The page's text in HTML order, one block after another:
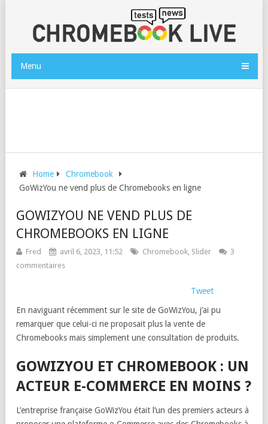
Menu
Home
Chromebook
GoWizYou ne vend plus de Chromebooks en ligne
GOWIZYOU NE VEND PLUS DE
CHROMEBOOKS EN LIGNE
Fred avril 6, 2023, 11:52 Chromebook, Slider
3
commentaires
Tweet
En naviguant récemment sur le site de GoWizYou, j’ai pu
remarquer que celui-ci ne proposait plus la vente de
Chromebooks mais simplement une consultation de produits.
GOWIZYOU ET CHROMEBOOK : UN
ACTEUR E-COMMERCE EN MOINS ?
L’entreprise française GoWizYou était l’un des premiers acteurs à